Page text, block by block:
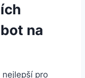
‌na
pro